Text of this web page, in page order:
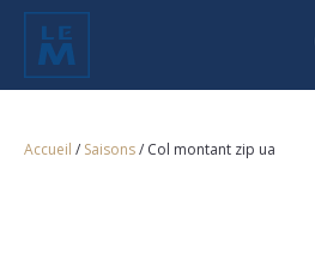
Accueil / Saisons/ Col montant zip ua